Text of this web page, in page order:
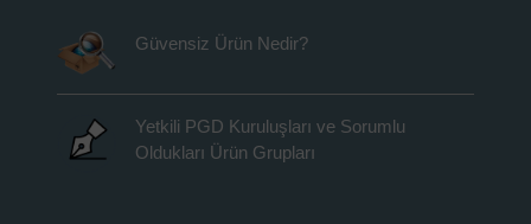
Güvensiz Ürün Nedir?
Yetkili PGD Kuruluşları ve Sorumlu
Oldukları Ürün Grupları